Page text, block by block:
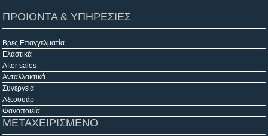
ΠΡΟΙΟΝΤΑ & ΥΠΗΡΕΣΙΕΣ
Βρες Επαγγελματία
Ελαστικά
After sales
Ανταλλακτικά
Συνεργεία
Αξεσουάρ
Φανοποιεία
ΜΕΤΑΧΕΙΡΙΣΜΕΝΟ